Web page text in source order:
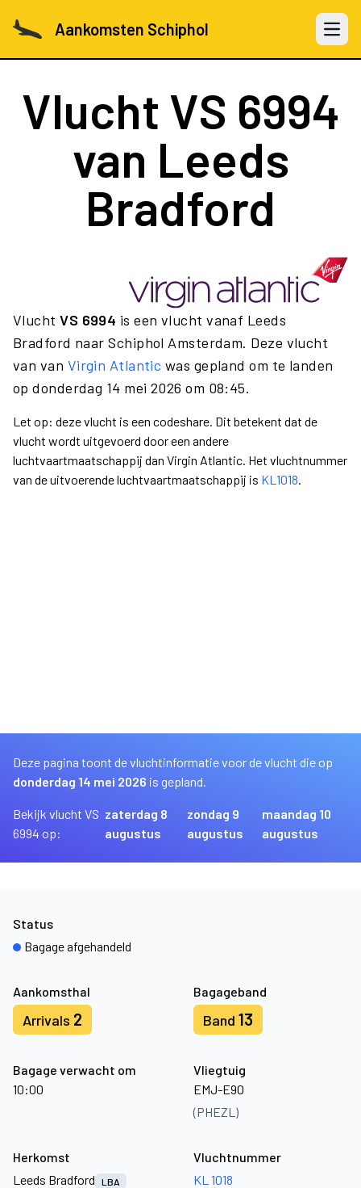
Aankomsten Schiphol Open
Vlucht VS 6994
van Leeds
Bradford
VluchtVS 6994 is een vlucht vanaf Leeds
Bradford naar Schiphol Amsterdam. Deze vlucht
van van Virgin Atlantic was gepland om te landen
op donderdag 14 mei 2026 om 08:45.
Let op: deze vlucht is een codeshare. Dit betekent dat de
vlucht wordt uitgevoerd door een andere
luchtvaartmaatschappij dan Virgin Atlantic. Het vluchtnummer
van de uitvoerende luchtvaartmaatschappij is KL1018.
Deze pagina toont de vluchtinformatie voor de vlucht die op
donderdag 14 mei 2026 is gepland.
Bekijk vlucht VS
6994 op:
zaterdag 8
augustus
zondag 9
augustus
maandag 10
augustus
Aankomsthal
Arrivals 2
Bagageband
Band 13
Bagage verwacht om
10:00
Vliegtuig
EMJ-E90
(PHEZL)
Status
Bagage afgehandeld
Herkomst
Leeds Bradford
LBA
Vluchtnummer
KL 1018